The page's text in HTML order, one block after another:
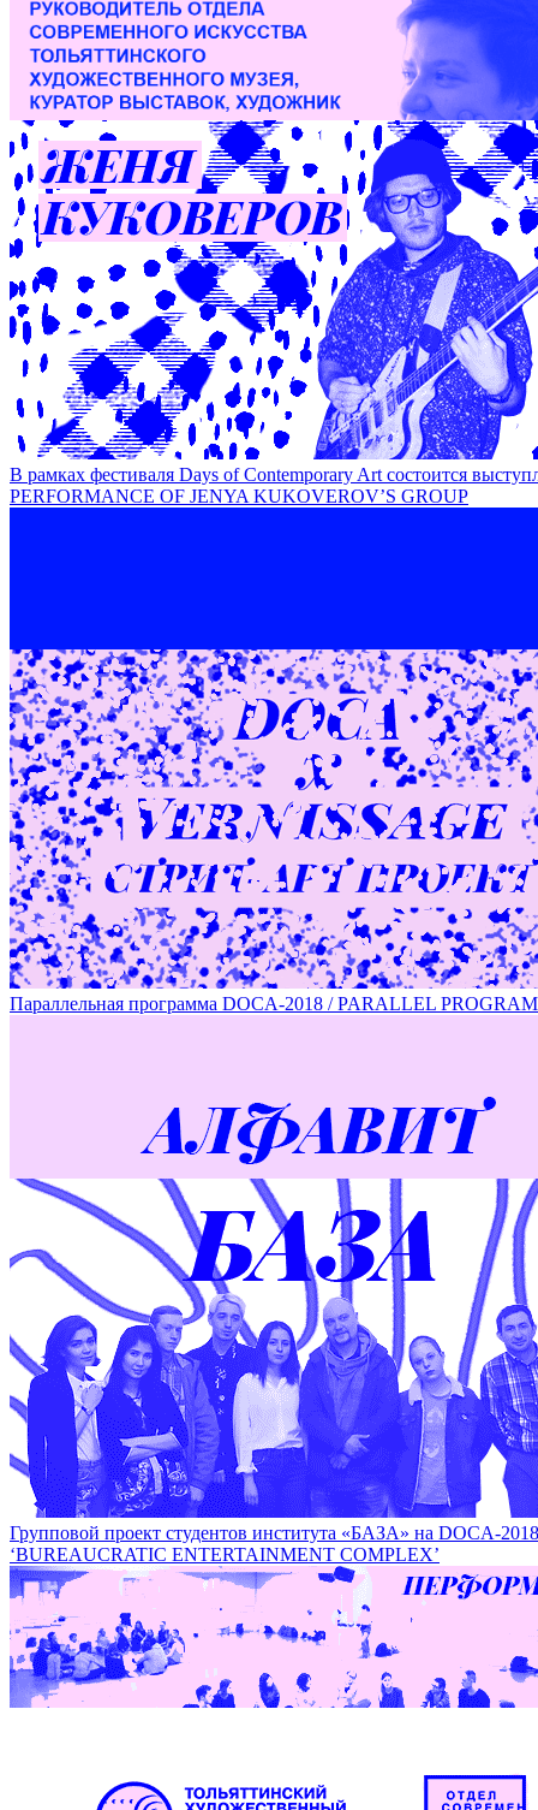
Временность как категория современного искусства /
В рамках фестиваля Days of Contemporary Art состоится
PERFORMANCE OF JENYA KUKOVEROV’S GROUP
DOCA OPEN CALL – участники / PARTICIPANTS OF DOCA
Параллельная программа DOCA-2018 / PARALLEL
В рамках фестиваля DOCA пройдет специальный Fab lab
SPECIAL FAB LAB
Групповой проект студентов института «БАЗА» на DOCA-
‘BUREAUCRATIC ENTERTAINMENT COMPLEX’